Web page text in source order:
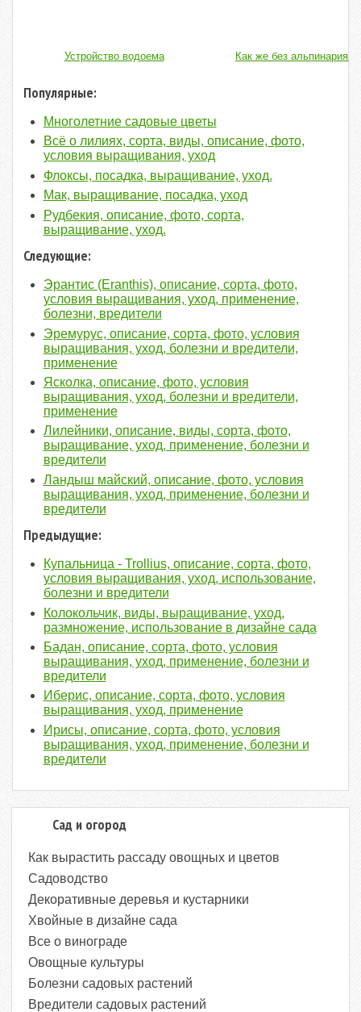
Устройство водоема Как же без альпинария...
Популярные:
Многолетние садовые цветы
Всё о лилиях, сорта, виды, описание, фото,
условия выращивания, уход
Флоксы, посадка, выращивание, уход.
Мак, выращивание, посадка, уход
Рудбекия, описание, фото, сорта,
выращивание, уход.
Следующие:
Эрантис (Eranthis), описание, сорта, фото,
условия выращивания, уход, применение,
болезни, вредители
Эремурус, описание, сорта, фото, условия
выращивания, уход, болезни и вредители,
применение
Ясколка, описание, фото, условия
выращивания, уход, болезни и вредители,
применение
Лилейники, описание, виды, сорта, фото,
выращивание, уход, применение, болезни и
вредители
Ландыш майский, описание, фото, условия
выращивания, уход, применение, болезни и
вредители
Предыдущие:
Купальница - Trollius, описание, сорта, фото,
условия выращивания, уход, использование,
болезни и вредители
Колокольчик, виды, выращивание, уход,
размножение, использование в дизайне сада
Бадан, описание, сорта, фото, условия
выращивания, уход, применение, болезни и
вредители
Иберис, описание, сорта, фото, условия
выращивания, уход, применение
Ирисы, описание, сорта, фото, условия
выращивания, уход, применение, болезни и
вредители
Сад и огород
Как вырастить рассаду овощных и цветов
Садоводство
Декоративные деревья и кустарники
Хвойные в дизайне сада
Все о винограде
Овощные культуры
Болезни садовых растений
Вредители садовых растений